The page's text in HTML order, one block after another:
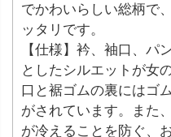
でかわいらしい総柄で
ッタリです。
【仕様】衿、袖口、パ
としたシルエットが女
口と裾ゴムの裏にはゴ
がされています。また
が冷えることを防ぐ、